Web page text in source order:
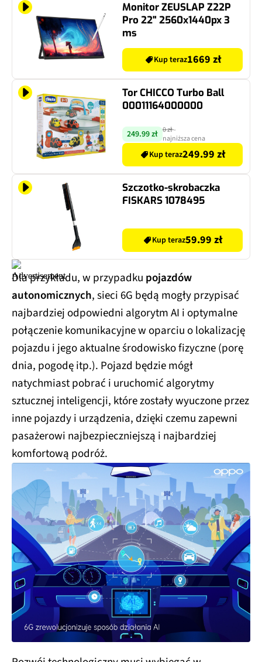
Monitor ZEUSLAP Z22P
Pro 22" 2560x1440px 3
ms
Kup teraz1669 zł
Tor CHICCO Turbo Ball
00011164000000
249.99 zł 0 zł-
najniższa cena
Kup teraz249.99 zł
Szczotko-skrobaczka
FISKARS 1078495
Kup teraz59.99 zł
Dla przykładu, w przypadku pojazdów
autonomicznych, sieci 6G będą mogły przypisać
najbardziej odpowiedni algorytm AI i optymalne
połączenie komunikacyjne w oparciu o lokalizację
pojazdu i jego aktualne środowisko fizyczne (porę
dnia, pogodę itp.). Pojazd będzie mógł
natychmiast pobrać i uruchomić algorytmy
sztucznej inteligencji, które zostały wyuczone przez
inne pojazdy i urządzenia, dzięki czemu zapewni
pasażerowi najbezpieczniejszą i najbardziej
komfortową podróż.